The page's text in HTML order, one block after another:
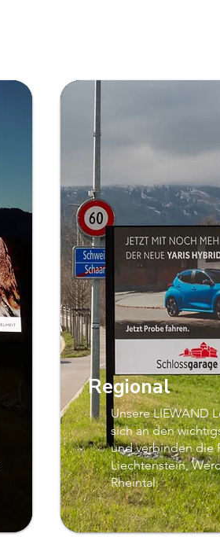
Regional
Unsere LIEWAND
sich an den
und verbinden die
Liechtenstein,
Rheintal.